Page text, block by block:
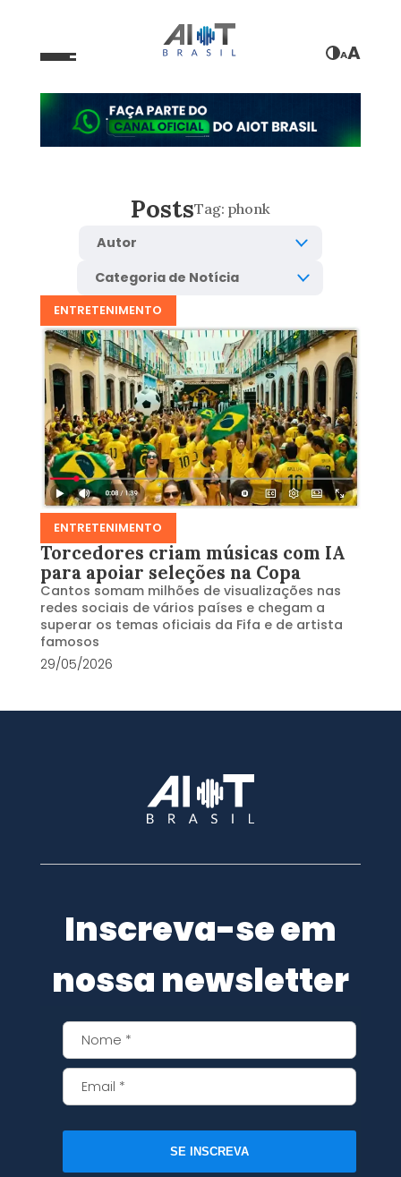
AA
PostsTag: phonk
ENTRETENIMENTO
ENTRETENIMENTO
Torcedores criam músicas com IA
para apoiar seleções na Copa
Cantos somam milhões de visualizações nas
redes sociais de vários países e chegam a
superar os temas oficiais da Fifa e de artista
famosos
29/05/2026
Inscreva-se em
nossa newsletter
SE INSCREVA